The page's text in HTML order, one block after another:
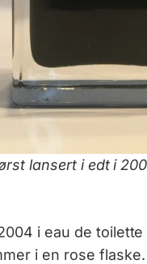
lansert i edt i
i eau de
i en rose